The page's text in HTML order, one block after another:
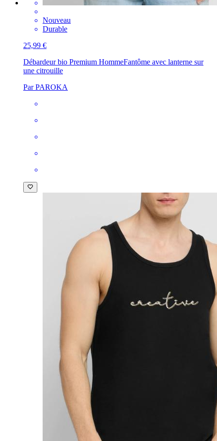
Nouveau
Durable
25,99 €
Débardeur bio Premium HommeFantôme avec lanterne sur
une citrouille
Par PAROKA